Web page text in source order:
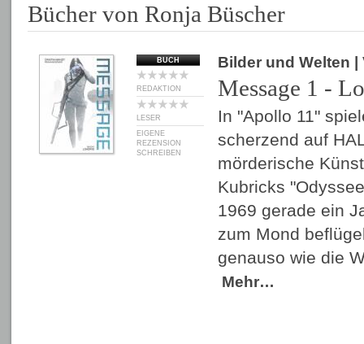
Bücher von Ronja Büscher
BUCH
REDAKTION
LESER
EIGENE
REZENSION
SCHREIBEN
Bilder und Welten
Message 1 -
In "Apollo 11"
scherzend auf
mörderische
Kubricks
1969 gerade ein
zum Mond
genauso wie die
Mehr…